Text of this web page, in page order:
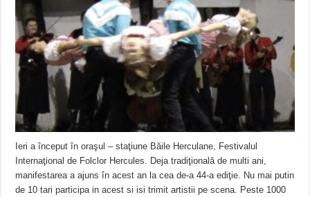
Anunț important – Închidere temporară Podul de Piatră din Herculane
Ștrandul Termal Ring din Oravița – locul unde natura a ascuns un izvor de
Ieri a început în oraşul – staţiune Băile Herculane, Festivalul
Internaţional de Folclor Hercules. Deja tradiţională de multi ani,
manifestarea a ajuns în acest an la cea de-a 44-a ediţie. Nu mai putin
de 10 tari participa in acest si isi trimit artistii pe scena. Peste 1000